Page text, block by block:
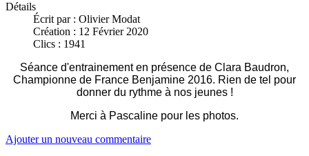
Détails
Écrit par : Olivier Modat
Création : 12 Février 2020
Clics : 1941
Séance d'entrainement en présence de Clara Baudron,
Championne de France Benjamine 2016. Rien de tel pour
donner du rythme à nos jeunes !
Merci à Pascaline pour les photos.
Ajouter un nouveau commentaire